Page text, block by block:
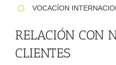
VOCACÍON
RELACIÓN CON
CLIENTES